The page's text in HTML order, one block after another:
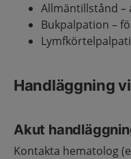
Allmäntillstånd –
Bukpalpation –
Handläggning
Akut
Kontakta hematolog